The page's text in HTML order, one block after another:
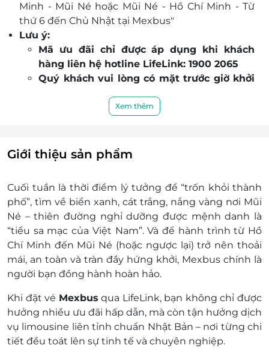
đường Nguyễn Đình Chiểu, Huỳnh Thúc Kháng
và khu vực Làng chà Mũi Né, gành đá (liên hệ
phòng vé trước giờ khởi hành lên xe để xác nhận
điểm đón trả trung chuyển).
Minh - Mũi Né hoặc Mũi Né - Hồ Chí Minh - Từ
thứ 6 đến Chủ Nhật tại Mexbus"
Lưu ý:
Mã ưu đãi chỉ được áp dụng khi khách
hàng liên hệ hotline LifeLink: 1900 2065
Quý khách vui lòng có mặt trước giờ khởi
xe sẽ không chờ
Lịch trình khởi hành từ Hồ Chí Minh chọn 1 trong
03 chuyến sau:
Chọn 1 trong 3 khung giờ: 07h00, 09h00
và 13h30
Đi từ 121 Cô Giang, Quận 1, HCM
Chọn 1 trong 3 khung giờ: 06h30, 08h30
và 13h00
Đi tại HUB Phú Hữu – 579 Võ Chí Công, P.
Phú Hữu, Quận 9, HCM
Chọn 1 trong 3 khung giờ: 07h20, 09h20
và 13h50
Lịch trình khởi hành từ Mũi Né chọn 1 trong 02
chuyến sau:
Xem thêm
Giới thiệu sản phẩm
Cuối tuần là thời điểm lý tưởng để “trốn khỏi thành
phố”, tìm về biển xanh, cát trắng, nắng vàng nơi Mũi
Né – thiên đường nghỉ dưỡng được mệnh danh là
“tiểu sa mạc của Việt Nam”. Và để hành trình từ Hồ
Chí Minh đến Mũi Né (hoặc ngược lại) trở nên thoải
mái, an toàn và tràn đầy hứng khởi, Mexbus chính là
người bạn đồng hành hoàn hảo.
Khi đặt vé Mexbus qua LifeLink, bạn không chỉ được
hưởng nhiều ưu đãi hấp dẫn, mà còn tận hưởng dịch
vụ limousine liên tỉnh chuẩn Nhật Bản – nơi từng chi
tiết đều toát lên sự tinh tế và chuyên nghiệp.